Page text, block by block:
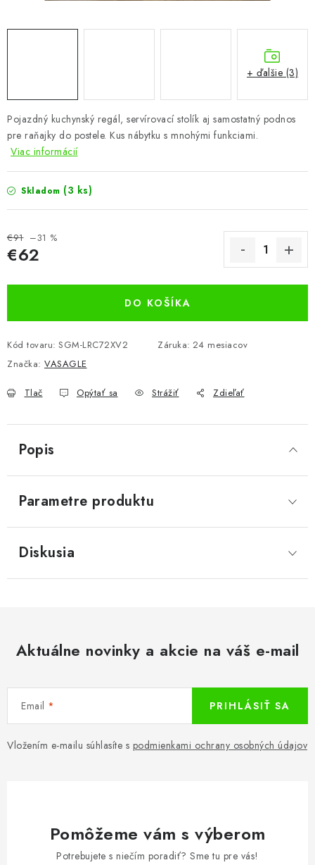
ZÁHRADA
Reklamácie a odstúpenie od zmluvy
Obchodné podmienky 2024
Pojazdný kuchynský regál, servírovací stolík aj samostatný podnos
pre raňajky do postele. Kus nábytku s mnohými funkciami.
Viac informácií
Skladom (3 ks)
€91 –31 %
€62
DO KOŠÍKA
Kód tovaru: SGM-LRC72XV2 Záruka: 24 mesiacov
Značka: VASAGLE
Tlač Opýtať sa Strážiť Zdieľať
+ ďalšie (3)
Popis
Parametre produktu
Diskusia
Aktuálne novinky a akcie na váš e-mail
Email
Vložením e-mailu súhlasíte s podmienkami ochrany osobných údajov
PRIHLÁSIŤ SA
Pomôžeme vám s výberom
Potrebujete s niečím poradiť? Sme tu pre vás!